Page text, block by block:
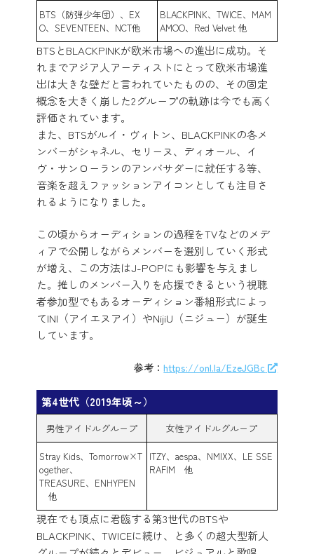
BTS（防弾少年団）、EX
O、SEVENTEEN、NCT他
BLACKPINK、TWICE、MAM
AMOO、Red Velvet 他
BTSとBLACKPINKが欧米市場への進出に成功。そ
れまでアジア人アーティストにとって欧米市場進
出は大きな壁だと言われていたものの、その固定
概念を大きく崩した2グループの軌跡は今でも高く
評価されています。
また、BTSがルイ・ヴィトン、BLACKPINKの各メ
ンバーがシャネル、セリーヌ、ディオール、イ
ヴ・サンローランのアンバサダーに就任する等、
音楽を超えファッションアイコンとしても注目さ
れるようになりました。
この頃からオーディションの過程をTVなどのメデ
ィアで公開しながらメンバーを選別していく形式
が増え、この方法はJ-POPにも影響を与えまし
た。推しのメンバー入りを応援できるという視聴
者参加型でもあるオーディション番組形式によっ
てINI（アイエヌアイ）やNijiU（ニジュー）が誕生
しています。
参考：https://onl.la/EzeJGBc
第4世代（2019年頃～）
男性アイドルグループ 女性アイドルグループ
Stray Kids、Tomorrow×T
ogether、
TREASURE、ENHYPEN
他
ITZY、aespa、NMIXX、LE SSE
RAFIM 他
現在でも頂点に君臨する第3世代のBTSや
BLACKPINK、TWICEに続け、と多くの超大型新人